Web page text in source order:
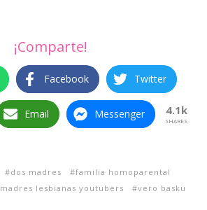
¡Comparte!
Facebook Twitter
Email Messenger 4.1k
SHARES
dos madres
familia homoparental
madres lesbianas youtubers vero basku